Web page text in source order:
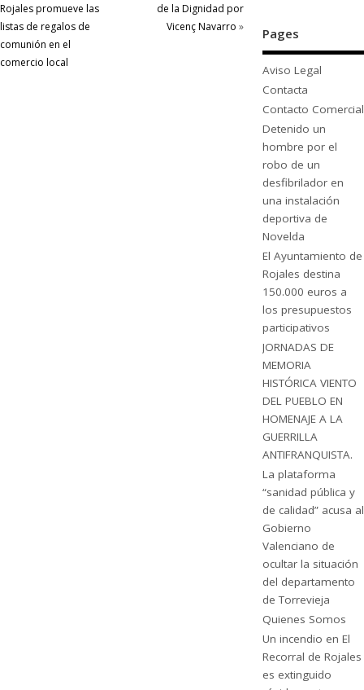
Rojales promueve las
listas de regalos de
comunión en el
comercio local
de la Dignidad por
Vicenç Navarro » Pages
Aviso Legal
Contacta
Contacto Comercial
Detenido un
hombre por el
robo de un
desfibrilador en
una instalación
deportiva de
Novelda
El Ayuntamiento de
Rojales destina
150.000 euros a
los presupuestos
participativos
JORNADAS DE
MEMORIA
HISTÓRICA VIENTO
DEL PUEBLO EN
HOMENAJE A LA
GUERRILLA
ANTIFRANQUISTA.
La plataforma
“sanidad pública y
de calidad” acusa al
Gobierno
Valenciano de
ocultar la situación
del departamento
de Torrevieja
Quienes Somos
Un incendio en El
Recorral de Rojales
es extinguido